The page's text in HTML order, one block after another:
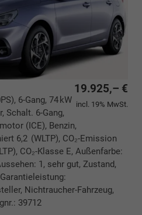
19.925,– €
incl. 19% MwSt.
6-Gang, 74 kW
Schalt. 6-Gang,
(ICE), Benzin,
6,2 (WLTP), CO₂-Emission
CO₂-Klasse E, Außenfarbe:
1, sehr gut, Zustand,
Nichtraucher-Fahrzeug,
39712